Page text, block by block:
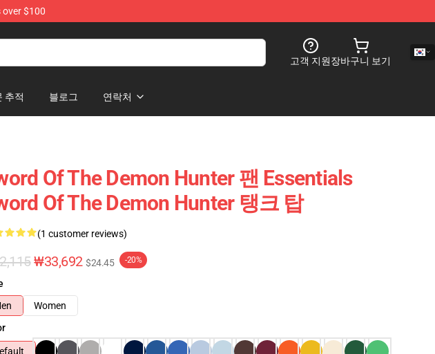
$100
고객 지원장바구니 보기
추적 블로그 연락처
Of The Demon Hunter 팬 Essentials
Of The Demon Hunter 탱크 탑
(1 customer reviews)
₩33,692 $24.45 -20%
Women